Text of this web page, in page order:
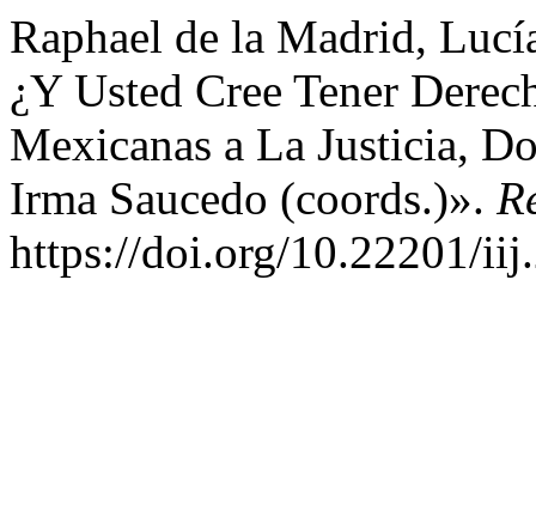
Raphael de la Madrid,
¿Y Usted Cree Tener
Mexicanas a La Justicia,
Irma Saucedo (coords.)».
https://doi.org/10.22201/